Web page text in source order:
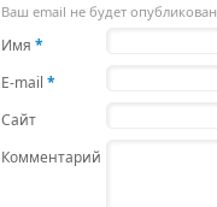
Ваш email не будет
Имя *
E-mail *
Сайт
Комментарий